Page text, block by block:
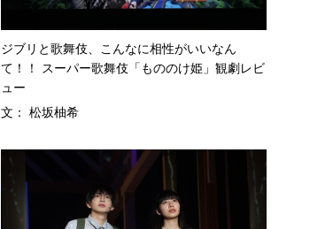
ジブリと歌舞伎、こんなに相性がいいなん
て！！ スーパー歌舞伎「もののけ姫」観劇レビ
ュー
文： 松坂柚希